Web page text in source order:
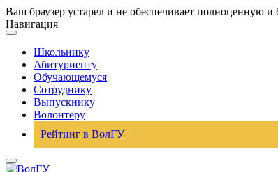
Ваш браузер устарел и не обеспечивает полноценную
Навигация
Школьнику
Абитуриенту
Обучающемуся
Сотруднику
Выпускнику
Волонтеру
Рейтинг в ВолГУ